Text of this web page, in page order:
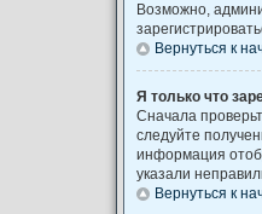
Возможно,
Вернуться к
Я только что
Сначала
следуйте
информация
указали
Вернуться к